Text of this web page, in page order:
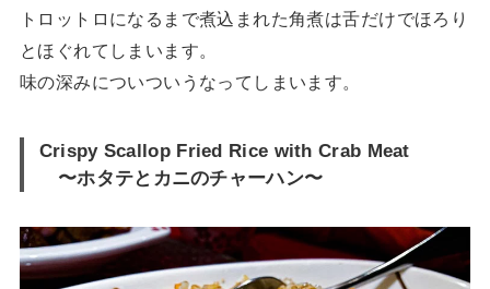
トロットロになるまで煮込まれた角煮は舌だけでほろり
とほぐれてしまいます。
味の深みについついうなってしまいます。
Crispy Scallop Fried Rice with Crab Meat
〜ホタテとカニのチャーハン〜